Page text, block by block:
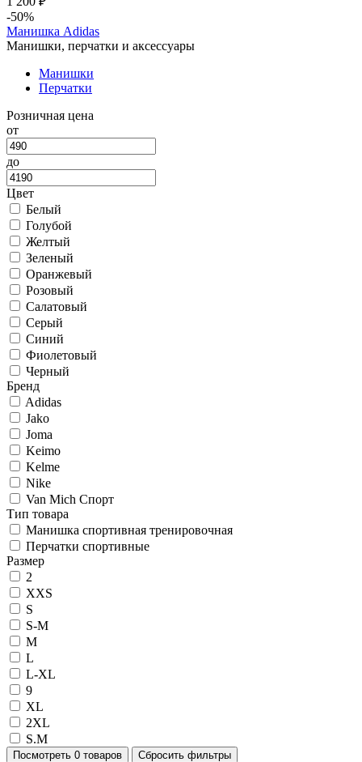
-50%
Манишка Adidas
Манишки, перчатки и аксессуары
Манишки
Перчатки
Розничная цена
от
до
Цвет
Белый
Голубой
Желтый
Зеленый
Оранжевый
Розовый
Салатовый
Серый
Синий
Фиолетовый
Черный
Бренд
Adidas
Jako
Joma
Keimo
Kelme
Nike
Van Mich Спорт
Тип товара
Манишка спортивная тренировочная
Перчатки спортивные
Размер
2
XXS
S
S-M
M
L
L-XL
9
XL
2XL
S.M
Посмотреть 0 товаров Сбросить фильтры